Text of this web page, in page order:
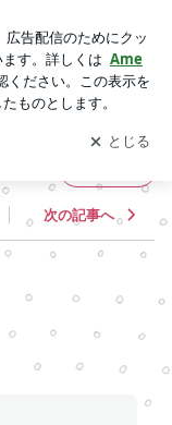
を受け取りまし
開く
次の記事へ